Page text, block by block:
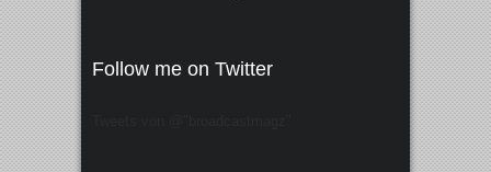
Follow me on Twitter